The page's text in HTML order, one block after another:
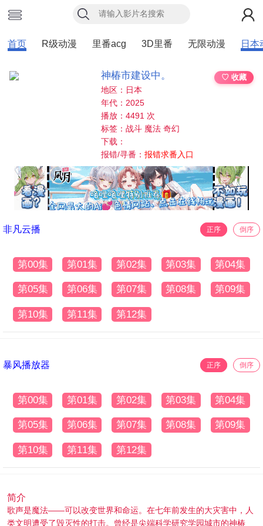
首页 R级动漫 里番acg 3D里番 无限动漫 日本
神椿市建设中。
♡ 收藏
地区：日本
年代：2025
播放：4491 次
标签：战斗 魔法 奇幻
下载：
报错/寻番：报错求番入口
非凡云播 正序 倒序
第00集 第01集 第02集 第03集 第04集
第05集 第06集 第07集 第08集 第09集
第10集 第11集 第12集
暴风播放器 正序 倒序
第00集 第01集 第02集 第03集 第04集
第05集 第06集 第07集 第08集 第09集
第10集 第11集 第12集
简介
歌声是魔法——可以改变世界和命运。在七年前发生的大灾害中，人
类文明遭受了毁灭性的打击。曾经是尖端科学研究学园城市的神椿